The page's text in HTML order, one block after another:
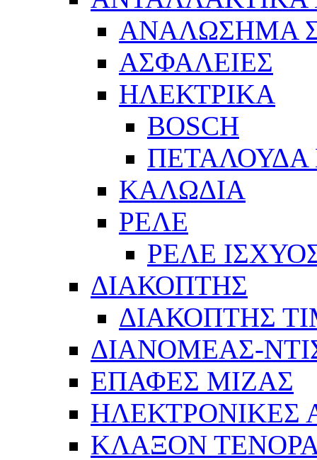
ΑΝΑΛΩΣΗΜΑ
ΑΣΦΑΛΕΙΕΣ
ΗΛΕΚΤΡΙΚΑ
BOSCH
ΠΕΤΑΛΟΥΔΑ
ΚΑΛΩΔΙΑ
ΡΕΛΕ
ΡΕΛΕ
ΔΙΑΚΟΠΤΗΣ
ΔΙΑΚΟΠΤΗΣ
ΔΙΑΝΟΜΕΑΣ-
ΕΠΑΦΕΣ ΜΙΖΑΣ
ΗΛΕΚΤΡΟΝΙΚΕΣ
ΚΛΑΞΟΝ